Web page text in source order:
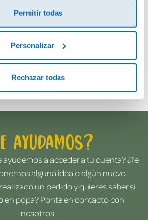
Permitir todas
Personalizar
Rechazar todas
ayudamos?
a acceder a tu cuenta? ¿Te
alguna idea o algún nuevo
un pedido y quieres saber si
en popa? Ponte en contacto con
nosotros.